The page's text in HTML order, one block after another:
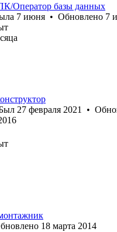
Оператор базы данных
7 июня • Обновлено 7
27 февраля 2021 •
18 марта 2014